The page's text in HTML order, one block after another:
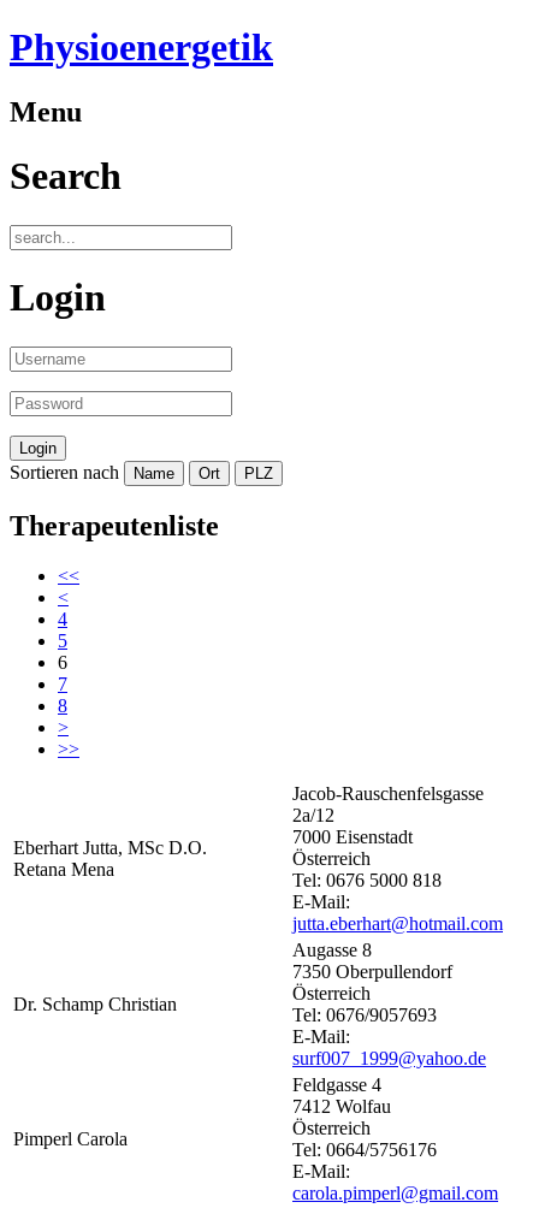
Physioenergetik
Menu
Search
Login
Sortieren nach
Therapeutenliste
<<
<
4
5
6
7
8
>
>>
Eberhart Jutta, MSc D.O.
Retana Mena
Jacob-Rauschenfelsgasse
2a/12
7000 Eisenstadt
Österreich
Tel: 0676 5000 818
E-Mail:
jutta.eberhart@hotmail.com
Dr. Schamp Christian
Augasse 8
7350 Oberpullendorf
Österreich
Tel: 0676/9057693
E-Mail:
surf007_1999@yahoo.de
Pimperl Carola
Feldgasse 4
7412 Wolfau
Österreich
Tel: 0664/5756176
E-Mail:
carola.pimperl@gmail.com